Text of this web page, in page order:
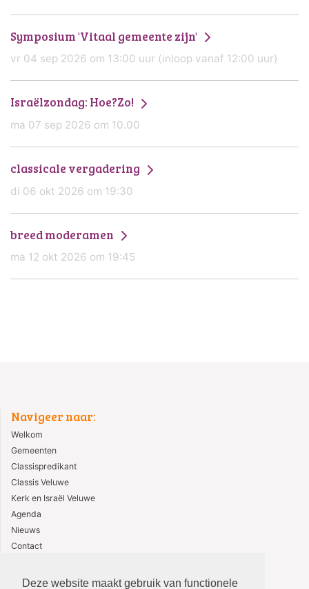
Deze website maakt gebruik van functionele
Symposium 'Vitaal gemeente zijn'
vr 04 sep 2026 om 13:00 uur (inloop vanaf 12:00 uur)
Israëlzondag: Hoe?Zo!
ma 07 sep 2026 om 10.00
classicale vergadering
di 06 okt 2026 om 19:30
breed moderamen
ma 12 okt 2026 om 19:45
Navigeer naar:
Welkom
Gemeenten
Classispredikant
Classis Veluwe
Kerk en Israël Veluwe
Agenda
Nieuws
Contact